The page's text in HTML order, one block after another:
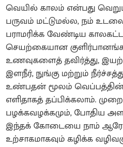
வெயில் காலம் என்பது
பருவம் மட்டுமல்ல, நம்
பராமரிக்க வேண்டிய
செயற்கையான
உணவுகளைத் தவிர்த்து,
இளநீர், நுங்கு மற்றும்
உண்பதன் மூலம் வெப்பத்தின்
எளிதாகத் தப்பிக்கலாம்.
பழக்கவழக்கமும், போதிய
இந்தக் கோடையை நாம்
உற்சாகமாகவும் கழிக்க